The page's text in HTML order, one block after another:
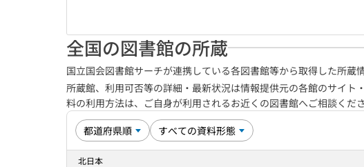
全国の図書館の所蔵
国立国会図書館サーチが連携している各図書館等から取得した所蔵
所蔵館、利用可否等の詳細・最新状況は情報提供元の各館のサイ
料の利用方法は、ご自身が利用されるお近くの図書館へご相談くだ
北日本